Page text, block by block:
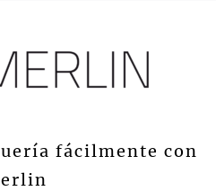
fácilmente con